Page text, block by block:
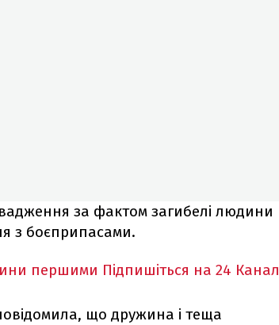
за фактом загибелі людини
з боєприпасами.
першими Підпишіться на 24 Канал
що дружина і теща